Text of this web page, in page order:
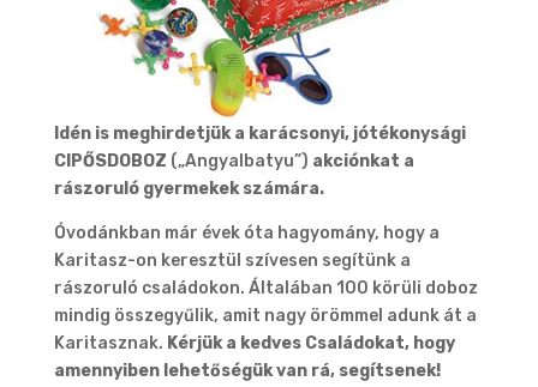
Idén is meghirdetjük a karácsonyi, jótékonysági
CIPŐSDOBOZ („Angyalbatyu”) akciónkat a
rászoruló gyermekek számára.
Óvodánkban már évek óta hagyomány, hogy a
Karitasz-on keresztül szívesen segítünk a
rászoruló családokon. Általában 100 körüli doboz
mindig összegyűlik, amit nagy örömmel adunk át a
Karitasznak. Kérjük a kedves Családokat, hogy
amennyiben lehetőségük van rá, segítsenek!